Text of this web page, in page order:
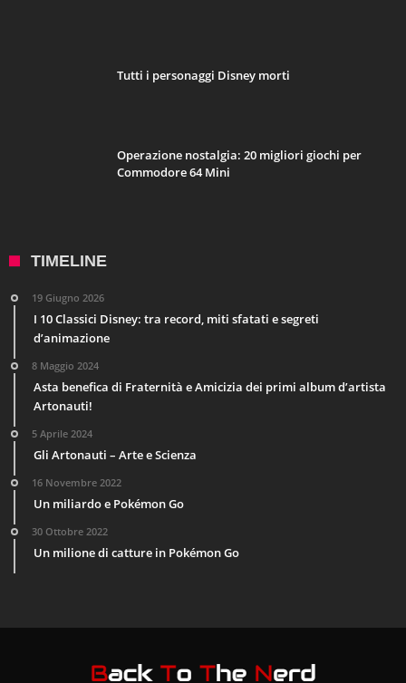
Tutti i personaggi Disney morti
Operazione nostalgia: 20 migliori giochi per
Commodore 64 Mini
TIMELINE
19 Giugno 2026
I 10 Classici Disney: tra record, miti sfatati e segreti
d’animazione
8 Maggio 2024
Asta benefica di Fraternità e Amicizia dei primi album d’artista
Artonauti!
5 Aprile 2024
Gli Artonauti – Arte e Scienza
16 Novembre 2022
Un miliardo e Pokémon Go
30 Ottobre 2022
Un milione di catture in Pokémon Go